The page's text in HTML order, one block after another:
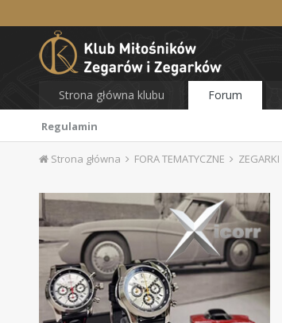
Strona główna klubu Forum
Regulamin
Strona główna FORA TEMATYCZNE ZEGARKI